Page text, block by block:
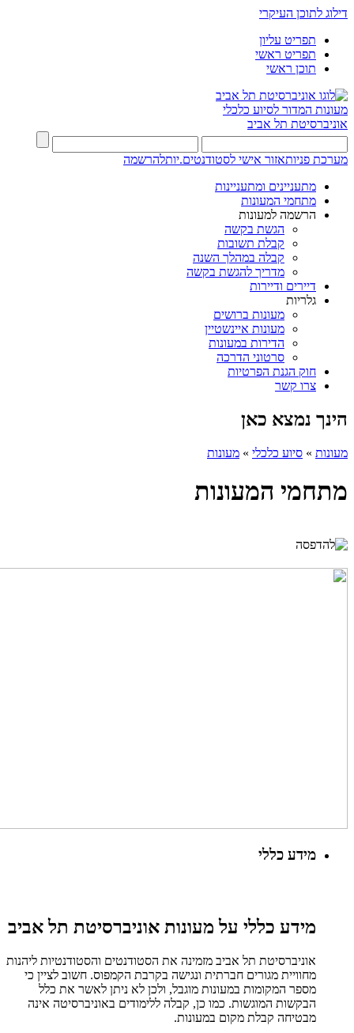
דילוג לתוכן העיקרי
תפריט עליון
תפריט ראשי
תוכן ראשי
מעונות המדור לסיוע כלכלי
אוניברסיטת תל אביב
מערכת פניותאזור אישי לסטודנטים.יותלהרשמה
מתעניינים ומתעניינות
מתחמי המעונות
הרשמה למעונות
הגשת בקשה
קבלת תשובות
קבלה במהלך השנה
מדריך להגשת בקשה
דיירים ודיירות
גלריות
מעונות ברושים
מעונות איינשטיין
הדירות במעונות
סרטוני הדרכה
חוק הגנת הפרטיות
צרו קשר
הינך נמצא כאן
מעונות » סיוע כלכלי » מעונות
מתחמי המעונות
מידע כללי
מידע כללי על מעונות אוניברסיטת תל אביב
אוניברסיטת תל אביב מזמינה את הסטודנטים והסטודנטיות ליהנות
מחוויית מגורים חברתית ונגישה בקרבת הקמפוס. חשוב לציין כי
מספר המקומות במעונות מוגבל, ולכן לא ניתן לאשר את כלל
הבקשות המוגשות. כמו כן, קבלה ללימודים באוניברסיטה אינה
מבטיחה קבלת מקום במעונות.